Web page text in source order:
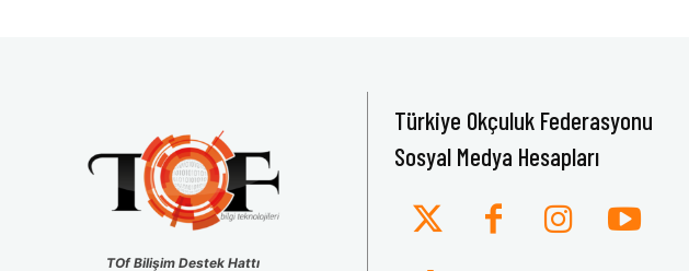
TOf Bilişim Destek Hattı
Türkiye Okçuluk Federasyonu
Sosyal Medya Hesapları